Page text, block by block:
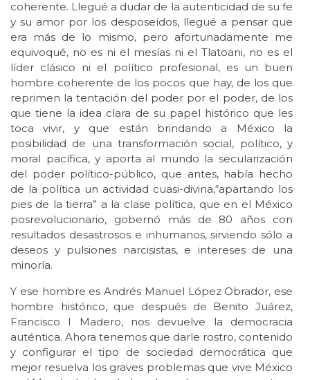
coherente. Llegué a dudar de la autenticidad de su fe
y su amor por los desposeídos, llegué a pensar que
era más de lo mismo, pero afortunadamente me
equivoqué, no es ni el mesías ni el Tlatoani, no es el
líder clásico ni el político profesional, es un buen
hombre coherente de los pocos que hay, de los que
reprimen la tentación del poder por el poder, de los
que tiene la idea clara de su papel histórico que les
toca vivir, y que están brindando a México la
posibilidad de una transformación social, político, y
moral pacífica, y aporta al mundo la secularización
del poder político-público, que antes, había hecho
de la política un actividad cuasi-divina,“apartando los
pies de la tierra” a la clase política, que en el México
posrevolucionario, gobernó más de 80 años con
resultados desastrosos e inhumanos, sirviendo sólo a
deseos y pulsiones narcisistas, e intereses de una
minoría.
Y ese hombre es Andrés Manuel López Obrador, ese
hombre histórico, que después de Benito Juárez,
Francisco I Madero, nos devuelve la democracia
auténtica. Ahora tenemos que darle rostro, contenido
y configurar el tipo de sociedad democrática que
mejor resuelva los graves problemas que vive México